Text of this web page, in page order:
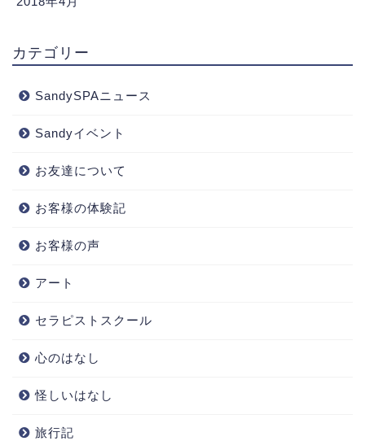
カテゴリー
SandySPAニュース
Sandyイベント
お友達について
お客様の体験記
お客様の声
アート
セラピストスクール
心のはなし
怪しいはなし
旅行記